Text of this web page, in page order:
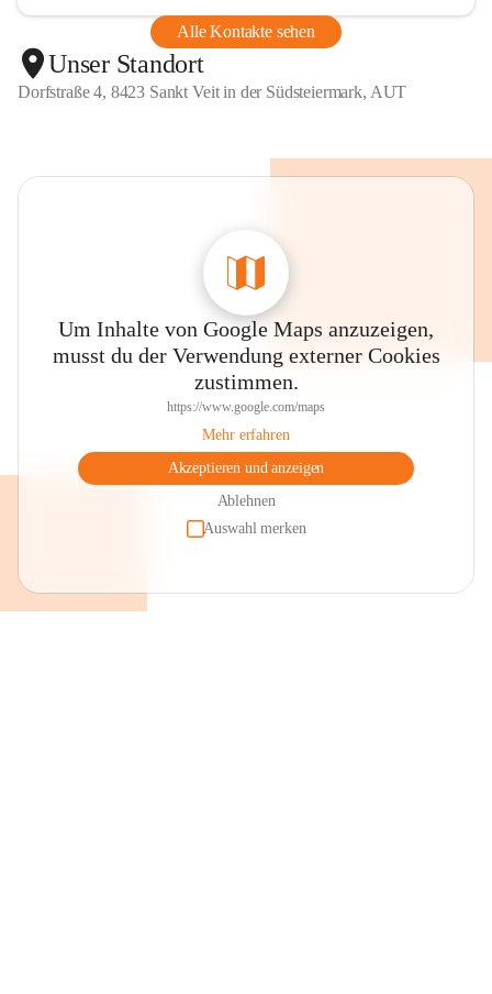
Alle Kontakte sehen
Unser Standort
Dorfstraße 4, 8423 Sankt Veit in der Südsteiermark, AUT
Um Inhalte von Google Maps anzuzeigen,
musst du der Verwendung externer Cookies
zustimmen.
https://www.google.com/maps
Mehr erfahren
Akzeptieren und anzeigen
Ablehnen
Auswahl merken